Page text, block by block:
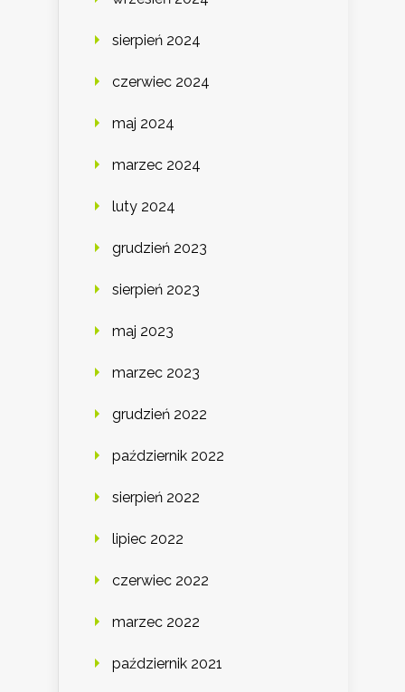
sierpień 2024
czerwiec 2024
maj 2024
marzec 2024
luty 2024
grudzień 2023
sierpień 2023
maj 2023
marzec 2023
grudzień 2022
październik 2022
sierpień 2022
lipiec 2022
czerwiec 2022
marzec 2022
październik 2021